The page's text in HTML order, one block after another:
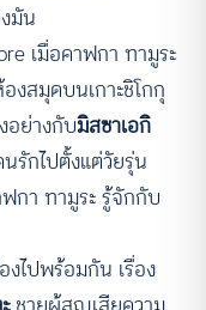
มัน
เมื่อคาฟกา ทามูระ
งสมุดบนเกาะชิโกกุ
อย่างกับมิสซาเอกิ
กไปตั้งแต่วัยรุ่น
กา ทามูระ รู้จักกับ
งไปพร้อมกัน เรื่อง